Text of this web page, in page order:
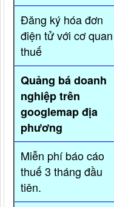
Đăng ký hóa đơn
điện tử với cơ quan
thuế
Quảng bá doanh
nghiệp trên
googlemap địa
phương
Miễn phí báo cáo
thuế 3 tháng đầu
tiên.